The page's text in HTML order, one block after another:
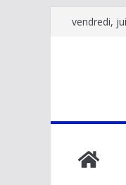
Passervendredi,